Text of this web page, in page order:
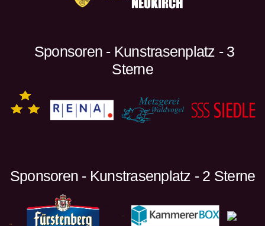
Sponsoren - Kunstrasenplatz - 3
Sterne
Sponsoren - Kunstrasenplatz - 2 Sterne